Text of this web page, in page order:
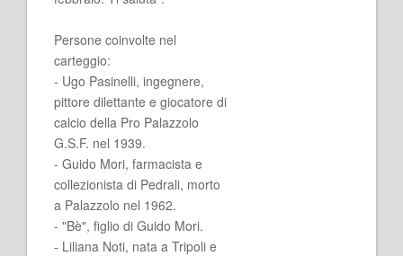
Persone coinvolte nel
carteggio:
- Ugo Pasinelli, ingegnere,
pittore dilettante e giocatore di
calcio della Pro Palazzolo
G.S.F. nel 1939.
- Guido Mori, farmacista e
collezionista di Pedrali, morto
a Palazzolo nel 1962.
- "Bè", figlio di Guido Mori.
- Liliana Noti, nata a Tripoli e